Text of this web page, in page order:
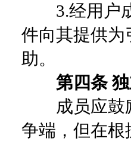
3.经用户成
件向其提供为
助。
第四条
成员应鼓励
争端，但在根